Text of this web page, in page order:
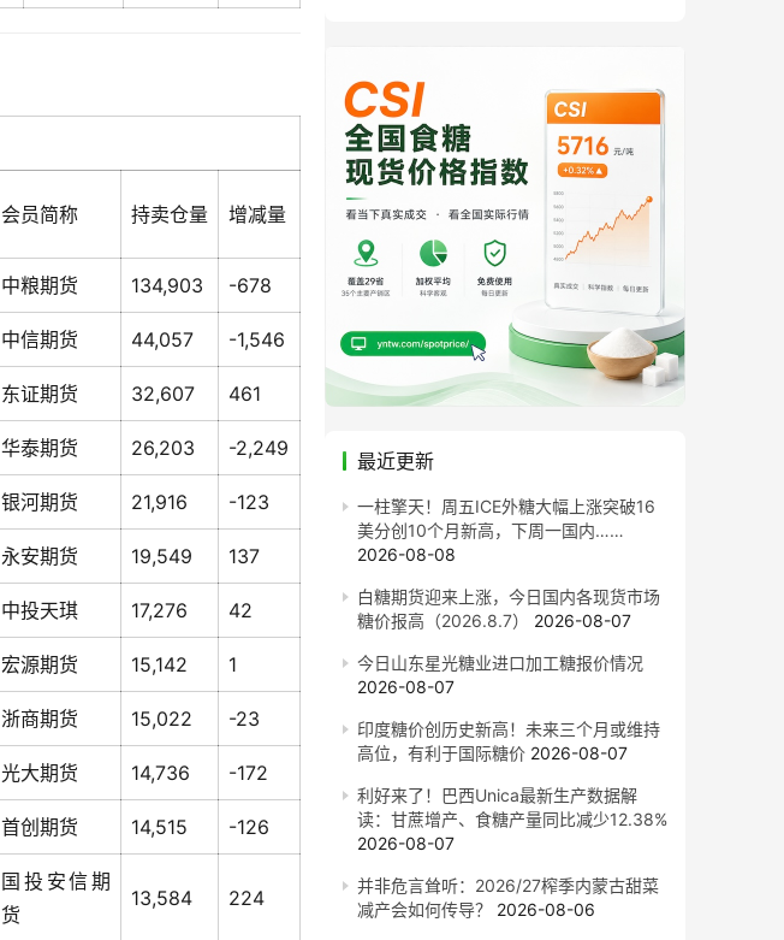
会员简称 持卖仓量 增减量
中粮期货 134,903 -678
中信期货 44,057 -1,546
东证期货 32,607 461
华泰期货 26,203 -2,249
银河期货 21,916 -123
永安期货 19,549 137
中投天琪 17,276 42
宏源期货 15,142 1
浙商期货 15,022 -23
光大期货 14,736 -172
首创期货 14,515 -126
国投安信期
货
13,584 224
最近更新
一柱擎天！周五ICE外糖大幅上涨突破16
美分创10个月新高，下周一国内……
2026-08-08
白糖期货迎来上涨，今日国内各现货市场
糖价报高（2026.8.7）
2026-08-07
今日山东星光糖业进口加工糖报价情况
2026-08-07
印度糖价创历史新高！未来三个月或维持
高位，有利于国际糖价 2026-08-07
利好来了！巴西Unica最新生产数据解
读：甘蔗增产、食糖产量同比减少12.38%
2026-08-07
并非危言耸听：2026/27榨季内蒙古甜菜
减产会如何传导？
2026-08-06